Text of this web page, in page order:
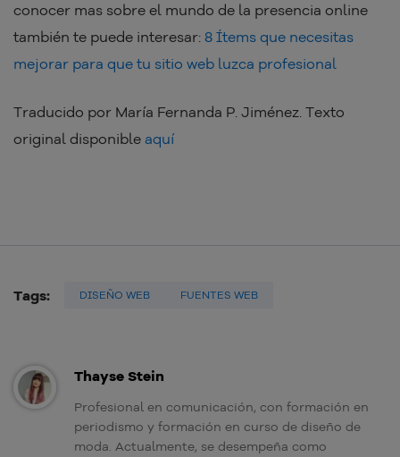
conocer mas sobre el mundo de la presencia online
también te puede interesar: 8 Ítems que necesitas
mejorar para que tu sitio web luzca profesional
Traducido por María Fernanda P. Jiménez. Texto
original disponible aquí
Tags: DISEÑO WEB FUENTES WEB
Thayse Stein
Profesional en comunicación, con formación en
periodismo y formación en curso de diseño de
moda. Actualmente, se desempeña como